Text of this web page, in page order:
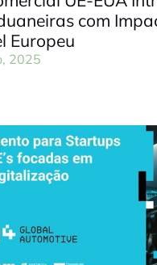
com
Europeu
2025